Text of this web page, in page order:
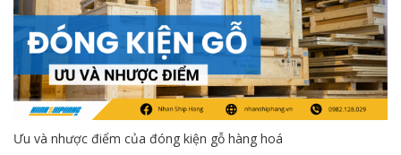
Ưu và nhược điểm của đóng kiện gỗ hàng hoá